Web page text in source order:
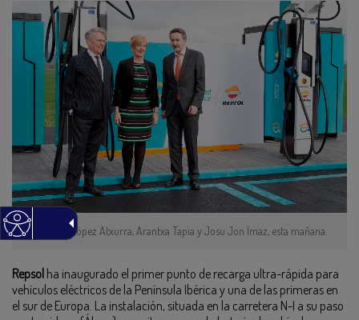
Emiliano López Atxurra, Arantxa Tapia y Josu Jon Imaz, esta mañana.
Repsol ha inaugurado el primer punto de recarga ultra-rápida para
vehículos eléctricos de la Península Ibérica y una de las primeras en
el sur de Europa. La instalación, situada en la carretera N-I a su paso